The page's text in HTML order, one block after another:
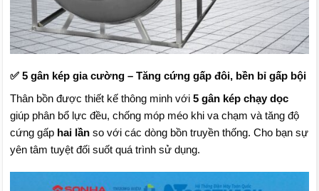
✅ 5 gân kép gia cường – Tăng cứng gấp đôi, bền bỉ gấp bội
Thân bồn được thiết kế thông minh với 5 gân kép chạy dọc
giúp phân bổ lực đều, chống móp méo khi va chạm và tăng độ
cứng gấp hai lầnso với các dòng bồn truyền thống. Cho bạn sự
yên tâm tuyệt đối suốt quá trình sử dụng.